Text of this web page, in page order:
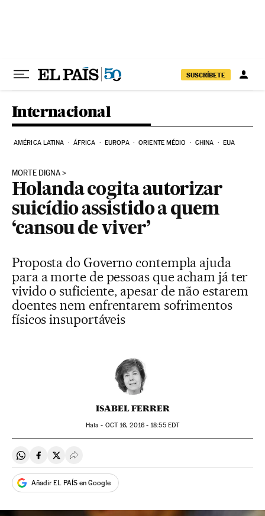
SUSCRÍBETE
Internacional
AMÉRICA LATINA ÁFRICA EUROPA ORIENTE MÉDIO CHINA EUA
MORTE DIGNA
Holanda cogita autorizar
suicídio assistido a quem
‘cansou de viver’
Proposta do Governo contempla ajuda
para a morte de pessoas que acham já ter
vivido o suficiente, apesar de não estarem
doentes nem enfrentarem sofrimentos
físicos insuportáveis
ISABEL FERRER
Haia - OCT16, 2016 - 18:55EDT
Compartir en Whatsapp
Compartir en Facebook
Compartir en Twitter
Desplegar Redes Sociales
Añadir EL PAÍS en Google